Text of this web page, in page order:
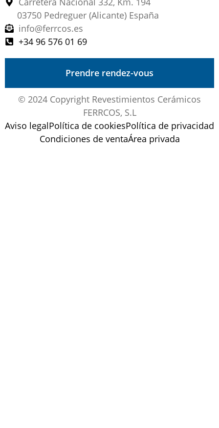
03750 Pedreguer (Alicante) España
info@ferrcos.es
+34 96 576 01 69
Prendre rendez-vous
© 2024 Copyright Revestimientos Cerámicos
FERRCOS, S.L
Aviso legalPolítica de cookiesPolítica de privacidad
Condiciones de ventaÁrea privada